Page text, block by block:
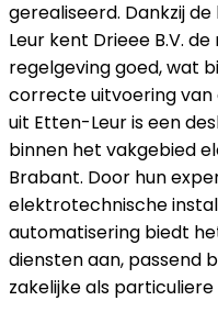
gerealiseerd. Dankzij
Leur kent Drieee B.V.
regelgeving goed, wat
correcte uitvoering van
uit Etten-Leur is een
binnen het vakgebied
Brabant. Door hun
elektrotechnische
automatisering biedt
diensten aan, passend
zakelijke als